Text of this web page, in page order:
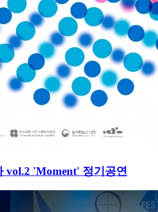
vol.2 'Moment' 정기공연